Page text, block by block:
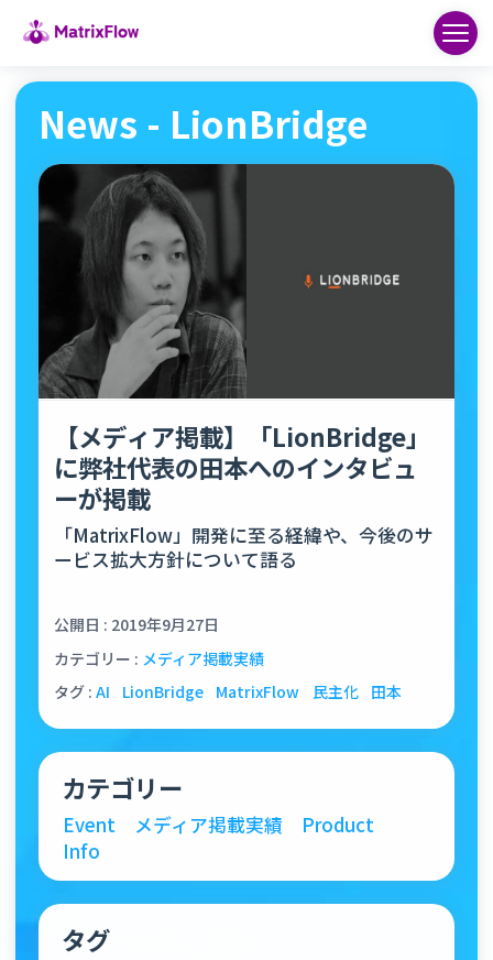
News - LionBridge
【メディア掲載】「LionBridge」
に弊社代表の田本へのインタビュ
ーが掲載
「MatrixFlow」開発に至る経緯や、今後のサ
ービス拡大方針について語る
公開日 : 2019年9月27日
カテゴリー : メディア掲載実績
タグ : AI LionBridge MatrixFlow 民主化 田本
カテゴリー
Event メディア掲載実績
Product
Info
タグ